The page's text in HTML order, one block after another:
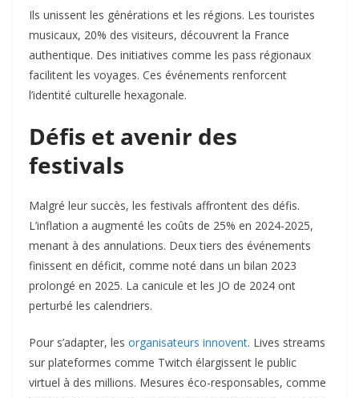
Ils unissent les générations et les régions. Les touristes
musicaux, 20% des visiteurs, découvrent la France
authentique. Des initiatives comme les pass régionaux
facilitent les voyages. Ces événements renforcent
l’identité culturelle hexagonale.​
Défis et avenir des
festivals
Malgré leur succès, les festivals affrontent des défis.
L’inflation a augmenté les coûts de 25% en 2024-2025,
menant à des annulations. Deux tiers des événements
finissent en déficit, comme noté dans un bilan 2023
prolongé en 2025. La canicule et les JO de 2024 ont
perturbé les calendriers.​
Pour s’adapter, les organisateurs innovent. Lives streams
sur plateformes comme Twitch élargissent le public
virtuel à des millions. Mesures éco-responsables, comme